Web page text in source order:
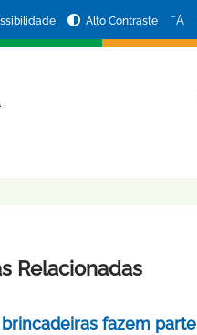
Alto Contraste −A
Relacionadas
fazem parte